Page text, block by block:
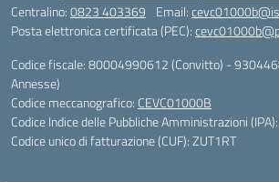
Centralino:0823 403369 Email:
Posta elettronica certificata (PEC):
Codice fiscale: 80004990612 (Convitto) -
Annesse)
Codice meccanografico: CEVC01000B
Codice Indice delle Pubbliche Amministrazioni
Codice unico di fatturazione (CUF): ZUT1RT